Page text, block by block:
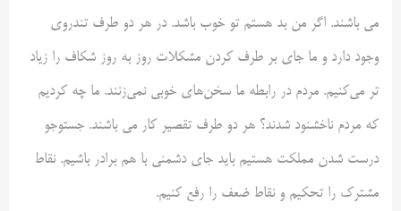
می باشند. اگر من بد هستم تو خوب باشد. در هر دو طرف تندروی
وجود دارد و ما جای بر طرف کردن مشکلات روز به روز شکاف را زیاد
تر می‌کنیم. مردم در رابطه ما سخن‌های خوبی نمی‌زنند. ما چه کردیم
که مردم ناخشنود شدند؟ هر دو طرف تقصیر کار می باشند. جستوجو
درست شدن مملکت هستیم باید جای دشمنی با هم برادر باشیم. نقاط
مشترک را تحکیم و نقاط ضعف را رفع کنیم.